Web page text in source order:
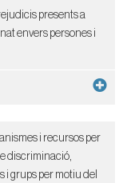
presents a
envers persones i
i recursos per
discriminació,
i grups per motiu del